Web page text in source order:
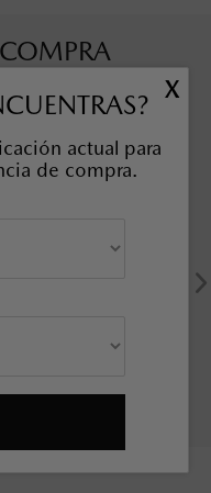
X
actual para
de compra.
MAZDA CX-50